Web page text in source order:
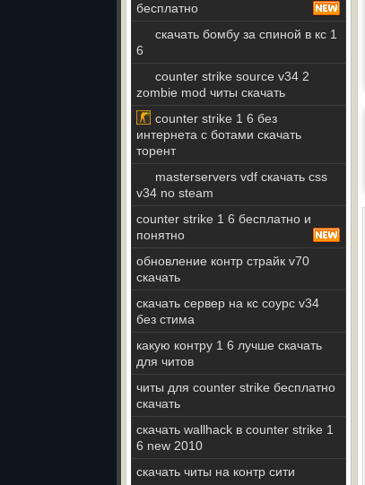
бесплатно
скачать бомбу за спиной в кс 1
6
counter strike source v34 2
zombie mod читы скачать
counter strike 1 6 без
интернета с ботами скачать
торент
masterservers vdf скачать css
v34 no steam
counter strike 1 6 бесплатно и
понятно
обновление контр страйк v70
скачать
скачать сервер на кс соурс v34
без стима
какую контру 1 6 лучше скачать
для читов
читы для counter strike бесплатно
скачать
скачать wallhack в counter strike 1
6 new 2010
скачать читы на контр сити